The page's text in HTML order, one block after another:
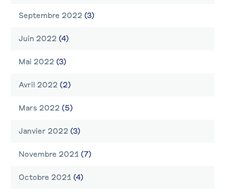
Septembre 2022 (3)
Juin 2022 (4)
Mai 2022 (3)
Avril 2022 (2)
Mars 2022 (5)
Janvier 2022 (3)
Novembre 2021 (7)
Octobre 2021 (4)